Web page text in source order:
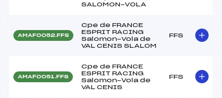
SALOMON-VOLA
AMAF0052.FFS
Cpe de FRANCE
ESPRIT RACING
Salomon-Vola de
VAL CENIS SLALOM
FFS
AMAF0051.FFS
Cpe de FRANCE
ESPRIT RACING
Salomon-Vola de
VAL CENIS
FFS